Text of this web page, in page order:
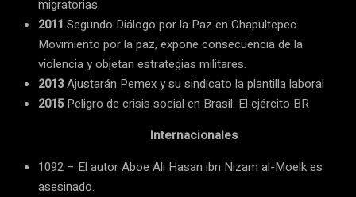
migratorias.
2011 Segundo Diálogo por la Paz en Chapultepec.
Movimiento por la paz, expone consecuencia de la
violencia y objetan estrategias militares.
2013Ajustarán Pemex y su sindicato la plantilla laboral
2015Peligro de crisis social en Brasil: El ejército BR
Internacionales
1092 – El autor Aboe Ali Hasan ibn Nizam al-Moelk es
asesinado.